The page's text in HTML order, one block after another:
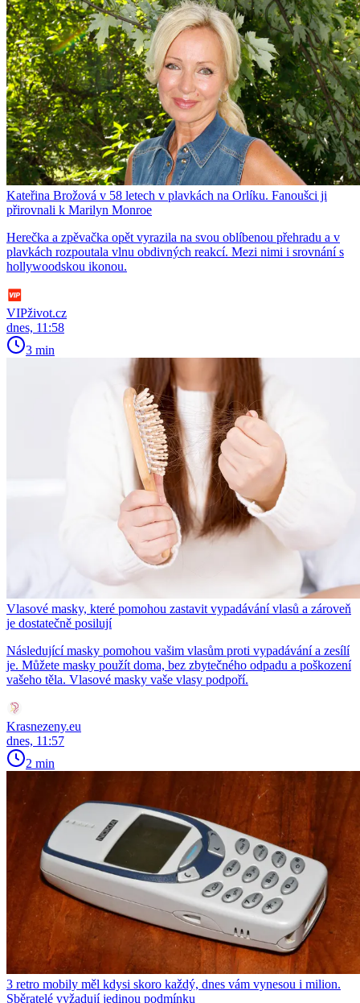
Kateřina Brožová v 58 letech v plavkách na Orlíku. Fanoušci ji
přirovnali k Marilyn Monroe
Herečka a zpěvačka opět vyrazila na svou oblíbenou přehradu a v
plavkách rozpoutala vlnu obdivných reakcí. Mezi nimi i srovnání s
hollywoodskou ikonou.
VIPživot.cz
dnes, 11:58
3 min
Vlasové masky, které pomohou zastavit vypadávání vlasů a zároveň
je dostatečně posilují
Následující masky pomohou vašim vlasům proti vypadávání a zesílí
je. Můžete masky použít doma, bez zbytečného odpadu a poškození
vašeho těla. Vlasové masky vaše vlasy podpoří.
Krasnezeny.eu
dnes, 11:57
2 min
3 retro mobily měl kdysi skoro každý, dnes vám vynesou i milion.
Sběratelé vyžadují jedinou podmínku